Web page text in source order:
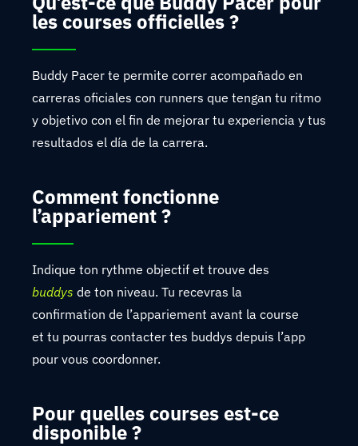
les courses officielles ?
Buddy Pacer te permite correr acompañado en
carreras oficiales con runners que tengan tu ritmo
y objetivo con el fin de mejorar tu experiencia y tus
resultados el día de la carrera.
Comment fonctionne
l’appariement ?
Indique ton rythme objectif et trouve des
buddys de ton niveau. Tu recevras la
confirmation de l’appariement avant la course
et tu pourras contacter tes buddys depuis l’app
pour vous coordonner.
Pour quelles courses est-ce
disponible ?